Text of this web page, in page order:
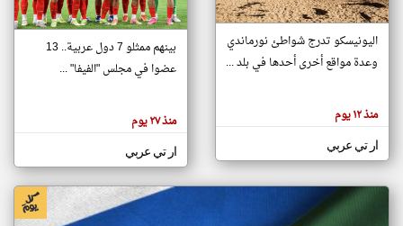
تغيير الدولة
اخبار جزر القمر على مدار الساعة
أهم اخبار جزر القمر العاجلة والمباشرة
هنا عن
وجهة
كاتبيها.
اليونيسكو تدرج شواطئ نورماندي
وعدة مواقع أخرى أحدها في بلد ...
منذ ١٢ يوم
ار تي عربي
بينهم ممثلو 7 دول عربية.. 13
عضوا في مجلس "الفيفا" ...
منذ ٢٧ يوم
ار تي عربي
klyoum.com